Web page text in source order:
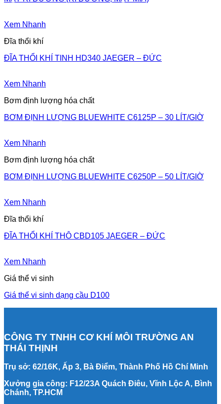
Xem Nhanh
Đĩa thổi khí
ĐĨA THỔI KHÍ TINH HD340 JAEGER – ĐỨC
Xem Nhanh
Bơm định lượng hóa chất
BƠM ĐỊNH LƯỢNG BLUEWHITE C6125P – 30 LÍT/GIỜ
Xem Nhanh
Bơm định lượng hóa chất
BƠM ĐỊNH LƯỢNG BLUEWHITE C6250P – 50 LÍT/GIỜ
Xem Nhanh
Đĩa thổi khí
ĐĨA THỔI KHÍ THÔ CBD105 JAEGER – ĐỨC
Xem Nhanh
Giá thể vi sinh
Giá thể vi sinh dạng cầu D100
CÔNG TY TNHH CƠ KHÍ MÔI TRƯỜNG AN
THÁI THỊNH
Trụ sở: 62/16K, Ấp 3, Bà Điểm, Thành Phố Hồ Chí Minh
Xưởng gia công: F12/23A Quách Điêu, Vĩnh Lộc A, Bình
Chánh, TP.HCM